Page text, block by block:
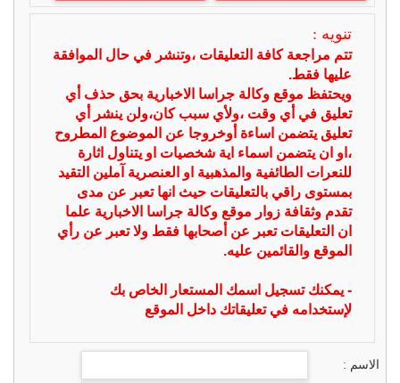
تنويه :
تتم مراجعة كافة التعليقات ،وتنشر في حال الموافقة
عليها فقط.
ويحتفظ موقع وكالة جراسا الاخبارية بحق حذف أي
تعليق في أي وقت ،ولأي سبب كان،ولن ينشر أي
تعليق يتضمن اساءة أوخروجا عن الموضوع المطروح
،او ان يتضمن اسماء اية شخصيات او يتناول اثارة
للنعرات الطائفية والمذهبية او العنصرية آملين التقيد
بمستوى راقي بالتعليقات حيث انها تعبر عن مدى
تقدم وثقافة زوار موقع وكالة جراسا الاخبارية علما
ان التعليقات تعبر عن أصحابها فقط ولا تعبر عن رأي
الموقع والقائمين عليه.
- يمكنك تسجيل اسمك المستعار الخاص بك
لإستخدامه في تعليقاتك داخل الموقع
الاسم :